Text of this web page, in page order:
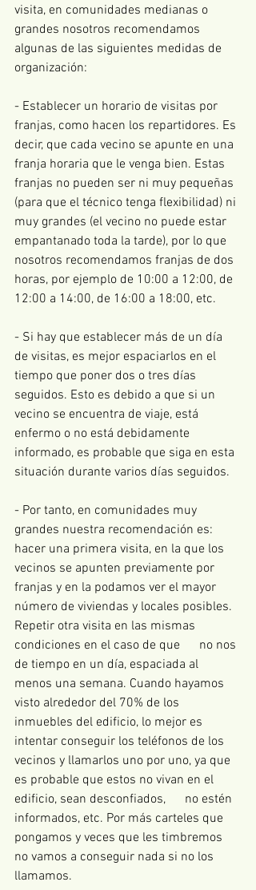
visita, en comunidades medianas o
grandes nosotros recomendamos
algunas de las siguientes medidas de
organización:
- Establecer un horario de visitas por
franjas, como hacen los repartidores. Es
decir, que cada vecino se apunte en una
franja horaria que le venga bien. Estas
franjas no pueden ser ni muy pequeñas
(para que el técnico tenga flexibilidad) ni
muy grandes (el vecino no puede estar
empantanado toda la tarde), por lo que
nosotros recomendamos franjas de dos
horas, por ejemplo de 10:00 a 12:00, de
12:00 a 14:00, de 16:00 a 18:00, etc.
- Si hay que establecer más de un día
de visitas, es mejor espaciarlos en el
tiempo que poner dos o tres días
seguidos. Esto es debido a que si un
vecino se encuentra de viaje, está
enfermo o no está debidamente
informado, es probable que siga en esta
situación durante varios días seguidos.
- Por tanto, en comunidades muy
grandes nuestra recomendación es:
hacer una primera visita, en la que los
vecinos se apunten previamente por
franjas y en la podamos ver el mayor
número de viviendas y locales posibles.
Repetir otra visita en las mismas
condiciones en el caso de que      no nos
de tiempo en un día, espaciada al
menos una semana. Cuando hayamos
visto alrededor del 70% de los
inmuebles del edificio, lo mejor es
intentar conseguir los teléfonos de los
vecinos y llamarlos uno por uno, ya que
es probable que estos no vivan en el
edificio, sean desconfiados,      no estén
informados, etc. Por más carteles que
pongamos y veces que les timbremos
no vamos a conseguir nada si no los
llamamos.